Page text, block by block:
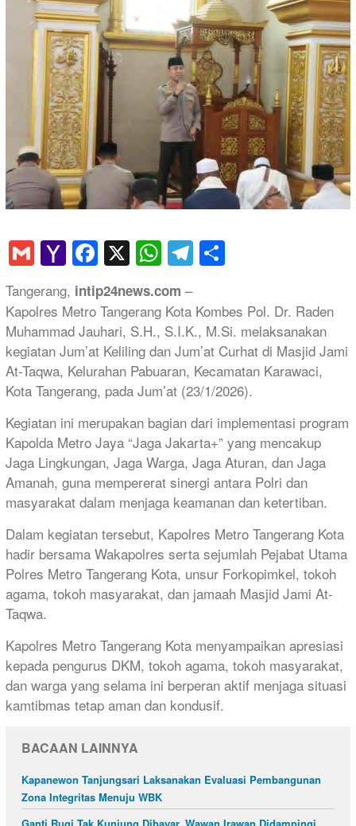
GmailYahoo
Mail
Facebook
X WhatsApp
Telegram
Tangerang, intip24news.com –
Kapolres Metro Tangerang Kota Kombes Pol. Dr. Raden
Muhammad Jauhari, S.H., S.I.K., M.Si. melaksanakan
kegiatan Jum’at Keliling dan Jum’at Curhat di Masjid Jami
At-Taqwa, Kelurahan Pabuaran, Kecamatan Karawaci,
Kota Tangerang, pada Jum’at (23/1/2026).
Kegiatan ini merupakan bagian dari implementasi program
Kapolda Metro Jaya “Jaga Jakarta+” yang mencakup
Jaga Lingkungan, Jaga Warga, Jaga Aturan, dan Jaga
Amanah, guna mempererat sinergi antara Polri dan
masyarakat dalam menjaga keamanan dan ketertiban.
Dalam kegiatan tersebut, Kapolres Metro Tangerang Kota
hadir bersama Wakapolres serta sejumlah Pejabat Utama
Polres Metro Tangerang Kota, unsur Forkopimkel, tokoh
agama, tokoh masyarakat, dan jamaah Masjid Jami At-
Taqwa.
Kapolres Metro Tangerang Kota menyampaikan apresiasi
kepada pengurus DKM, tokoh agama, tokoh masyarakat,
dan warga yang selama ini berperan aktif menjaga situasi
kamtibmas tetap aman dan kondusif.
BACAAN LAINNYA
Kapanewon Tanjungsari Laksanakan Evaluasi Pembangunan
Zona Integritas Menuju WBK